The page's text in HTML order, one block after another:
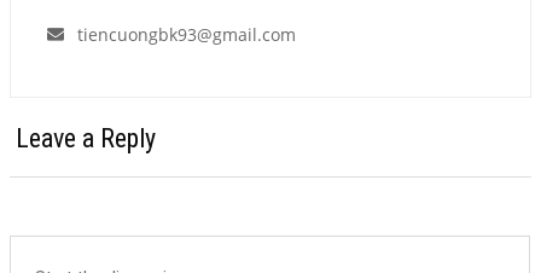
tiencuongbk93@gmail.com
Leave a Reply